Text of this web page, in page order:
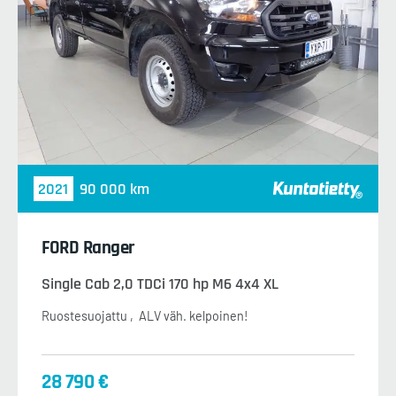
2021 90 000 km
FORD Ranger
Single Cab 2,0 TDCi 170 hp M6 4x4 XL
Ruostesuojattu ALV väh. kelpoinen!
28 790 €